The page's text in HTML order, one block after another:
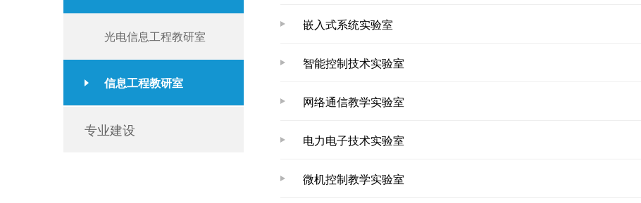
光电信息工程教研室
信息工程教研室
专业建设
嵌入式系统实验室
智能控制技术实验室
网络通信教学实验室
电力电子技术实验室
微机控制教学实验室